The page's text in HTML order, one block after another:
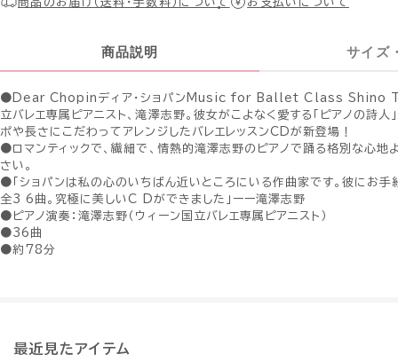
商品説明 サイズ
●Dear Chopinディア・ショパンMusic for Ballet Class Shino
立バレエ専属ピアニスト、滝澤志野。彼女がこよなく愛する「ピアノの詩人
ポや長さにこだわってアレンジしたバレエレッスンCDが新登場！
●ロマンティックで、繊細で、情熱的滝澤志野のピアノで踊る格別な心地
さい。
●「ショパンは私の心のいちばん近いところにいる作曲家です。彼にお手
全3 6曲。究極に美しいC Dができました」ーー滝澤志野
●ピアノ演奏：滝澤志野（ウィーン国立バレエ専属ピアニスト）
●36曲
●約78分
最近見たアイテム